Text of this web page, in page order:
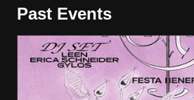
Past Events